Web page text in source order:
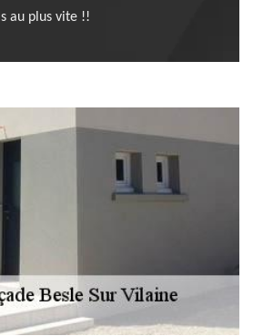
au plus vite !!